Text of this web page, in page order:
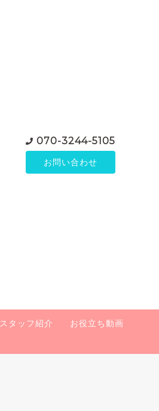
070-3244-5105
お問い合わせ
スタッフ紹介
お役立ち動画